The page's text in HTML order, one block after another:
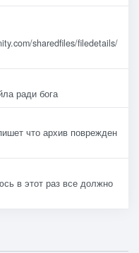
sharedfiles/filedetails/
ради бога
что архив поврежден
в этот раз все должно